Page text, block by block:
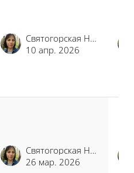
Святогорская Наталья Владимировна
10 апр. 2026
Святогорская Наталья Владимировна
26 мар. 2026